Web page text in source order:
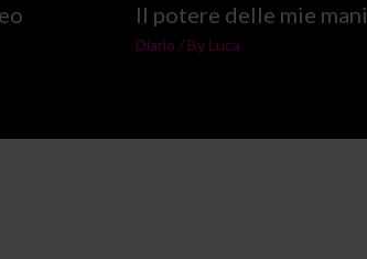
Il potere delle mie mani
Diario / By Luca